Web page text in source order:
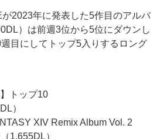
2023年に発表した5作目のアルバ
）は前週3位から5位にダウンし
目にしてトップ5入りするロング
トップ10
）
XIV Remix Album Vol. 2
1,655DL）